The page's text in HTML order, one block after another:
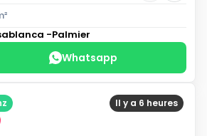
-Palmier
Whatsapp
Il y a 6 heures